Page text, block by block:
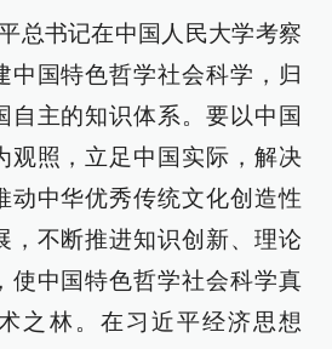
总书记在中国人民大学考察
中国特色哲学社会科学，归
自主的知识体系。要以中国
观照，立足中国实际，解决
动中华优秀传统文化创造性
，不断推进知识创新、理论
使中国特色哲学社会科学真
之林。在习近平经济思想